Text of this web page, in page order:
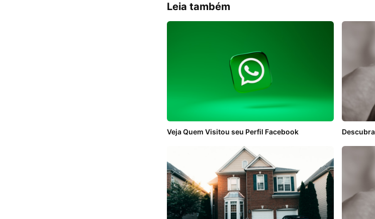
Leia também
Veja Quem Visitou seu Perfil Facebook